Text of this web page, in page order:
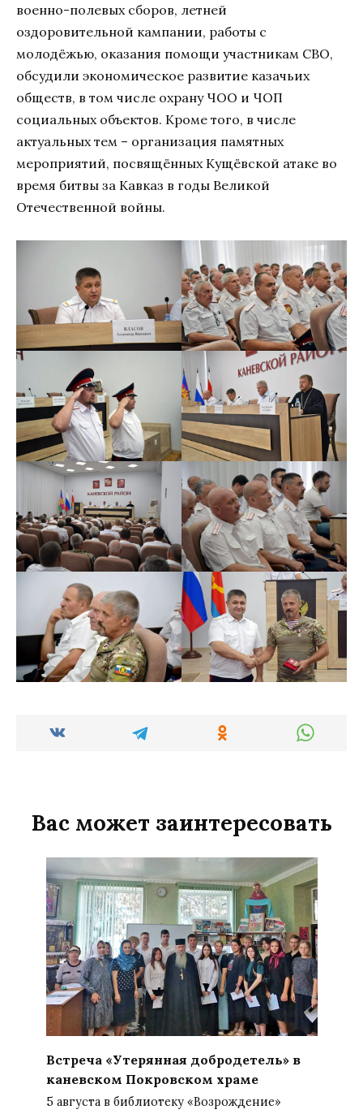
военно-полевых сборов, летней
оздоровительной кампании, работы с
молодёжью, оказания помощи участникам СВО,
обсудили экономическое развитие казачьих
обществ, в том числе охрану ЧОО и ЧОП
социальных объектов. Кроме того, в числе
актуальных тем – организация памятных
мероприятий, посвящённых Кущёвской атаке во
время битвы за Кавказ в годы Великой
Отечественной войны.
Вас может заинтересовать
Встреча «Утерянная добродетель» в
каневском Покровском храме
5 августа в библиотеку «Возрождение»